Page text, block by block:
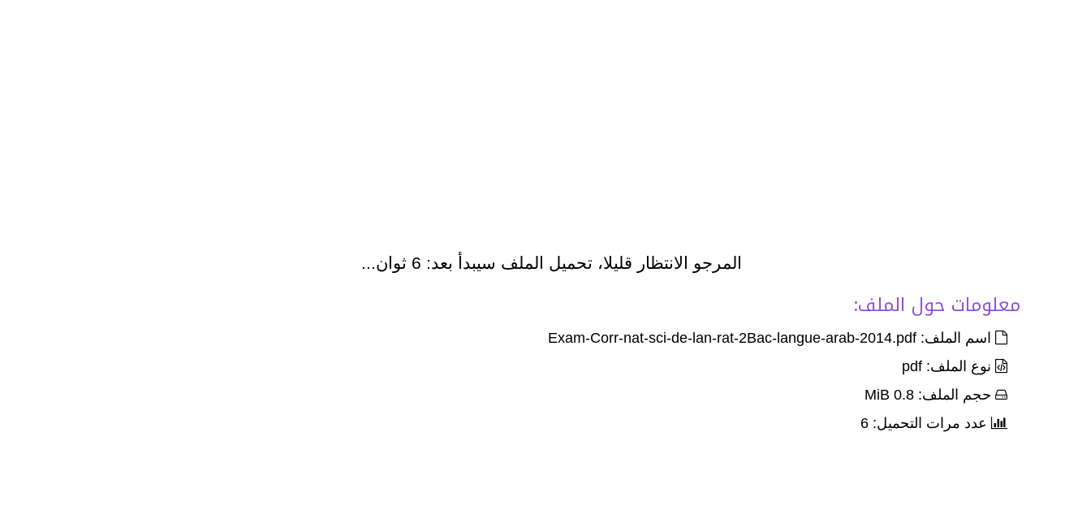
المرجو الانتظار قليلا، تحميل الملف سيبدأ بعد: 5 ثوان...
معلومات حول الملف:
اسم الملف: Exam-Corr-nat-sci-de-lan-rat-2Bac-langue-arab-2014.pdf
نوع الملف: pdf
حجم الملف: 0.8 MiB
عدد مرات التحميل: 6